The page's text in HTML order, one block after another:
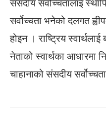
संसदीय सर्वोच्चतालाई
सर्वोच्चता भनेको दलगत
होइन । राष्ट्रिय
नेताको स्वार्थका आधारमा
चाहानाको संसदीय